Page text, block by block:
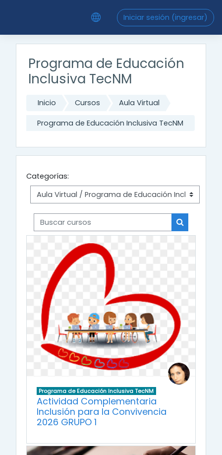
Iniciar sesión (ingresar)
Programa de Educación
Inclusiva TecNM
Inicio Cursos Aula Virtual
Programa de Educación Inclusiva TecNM
Categorías:
Buscar cursos
Buscar
Programa de Educación Inclusiva TecNM
Actividad Complementaria
Inclusión para la Convivencia
2026 GRUPO 1